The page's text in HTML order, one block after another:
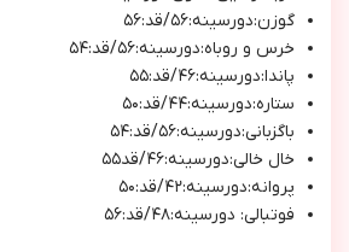
گوزن:دورسينه:٥٦/قد:٥٦
خرس و روباه:دورسينه:٥٦/قد:٥٤
پاندا:دورسينه:٤٦/قد:٥٥
ستاره:دورسينه:٤٤/قد:٥٠
باگزباني:دورسينه:٥٦/قد:٥٤
خال خالي:دورسينه:٤٦/قد٥٥
پروانه:دورسينه:٤٢/قد:٥٠
فوتبالي: دورسينه:٤٨/قد:٥٦